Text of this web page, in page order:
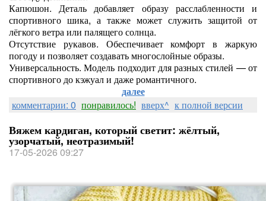
Капюшон. Деталь добавляет образу расслабленности и
спортивного шика, а также может служить защитой от
лёгкого ветра или палящего солнца.
Отсутствие рукавов. Обеспечивает комфорт в жаркую
погоду и позволяет создавать многослойные образы.
Универсальность. Модель подходит для разных стилей — от
спортивного до кэжуал и даже романтичного.
далее
комментарии: 0 понравилось! вверх^ к полной версии
Вяжем кардиган, который светит: жёлтый,
узорчатый, неотразимый!
17-05-2026 09:27